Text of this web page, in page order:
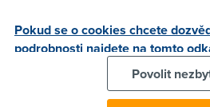
když bude u Skynetu?Jestli
BEZ VYJEVŮ, ŽE JE VŠECHNO NA
Pokud se o cookies chcete
podrobnosti najdete na tomto
Povolit